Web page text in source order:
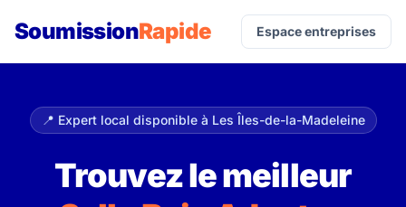
SoumissionRapide Espace entreprises
📍 Expert local disponible à Les Îles-de-la-Madeleine
Trouvez le meilleur